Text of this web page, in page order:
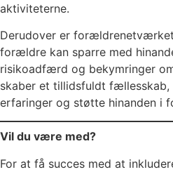
aktiviteterne.
Derudover er
forældre kan sparre med
risikoadfærd og bekymringer
skaber et tillidsfuldt fællesskab,
erfaringer og støtte hinanden i
Vil du være med?
For at få succes med at